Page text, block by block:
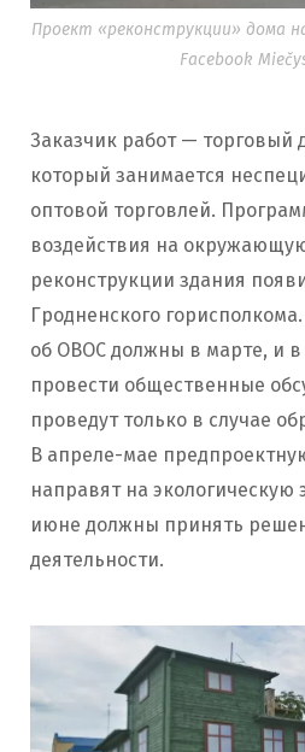
Проект «реконструкции» дома
Facebook
Заказчик работ — торговый
который занимается
оптовой торговлей.
воздействия на
реконструкции здания
Гродненского
об ОВОС должны в марте, и
провести общественные
проведут только в случае
В апреле-мае
направят на экологическую
июне должны принять
деятельности.